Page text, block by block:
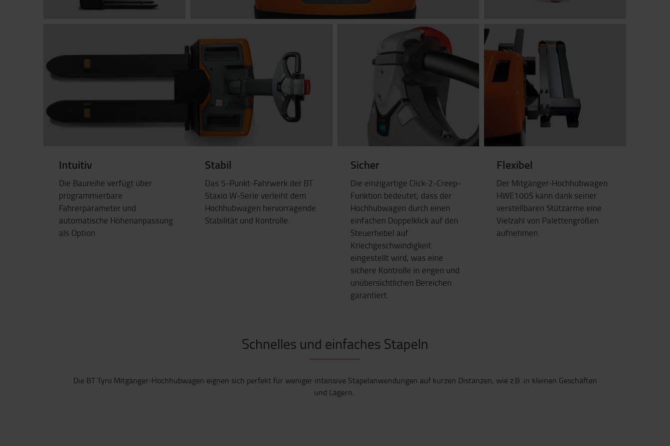
Intuitiv
Die Baureihe verfügt über
programmierbare
Fahrerparameter und
automatische Höhenanpassung
als Option.
Stabil
Das 5-Punkt-Fahrwerk der BT
Staxio W-Serie verleiht dem
Hochhubwagen hervorragende
Stabilität und Kontrolle.
Sicher
Die einzigartige Click-2-Creep-
Funktion bedeutet, dass der
Hochhubwagen durch einen
einfachen Doppelklick auf den
Steuerhebel auf
Kriechgeschwindigkeit
eingestellt wird, was eine
sichere Kontrolle in engen und
unübersichtlichen Bereichen
garantiert.
Flexibel
Der Mitgänger-Hochhubwagen
HWE100S kann dank seiner
verstellbaren Stützarme eine
Vielzahl von Palettengrößen
aufnehmen.
Schnelles und einfaches Stapeln
Die BT Tyro Mitgänger-Hochhubwagen eignen sich perfekt für weniger intensive Stapelanwendungen auf kurzen Distanzen, wie z.B. in kleinen Geschäften
und Lägern.